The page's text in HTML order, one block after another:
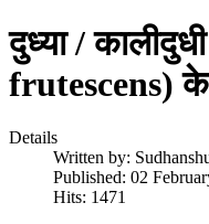
दुध्या /
frutescens) के
Details
Written by:
Published: 02
Hits: 1471